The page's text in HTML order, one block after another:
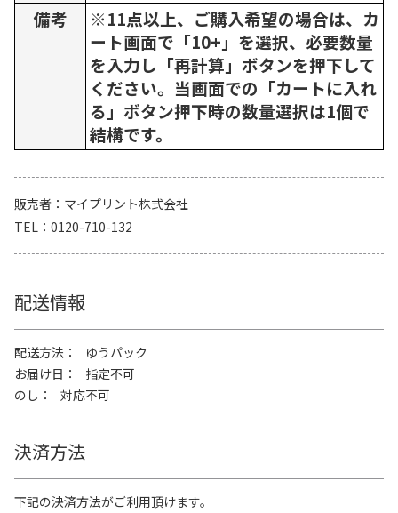
備考
※11点以上、ご購入希望の場合は、カ
ート画面で「10+」を選択、必要数量
を入力し「再計算」ボタンを押下して
ください。当画面での「カートに入れ
る」ボタン押下時の数量選択は1個で
結構です。
販売者
マイプリント株式会社
TEL
0120-710-132
配送情報
配送方法
ゆうパック
お届け日
指定不可
のし
対応不可
決済方法
下記の決済方法がご利用頂けます。